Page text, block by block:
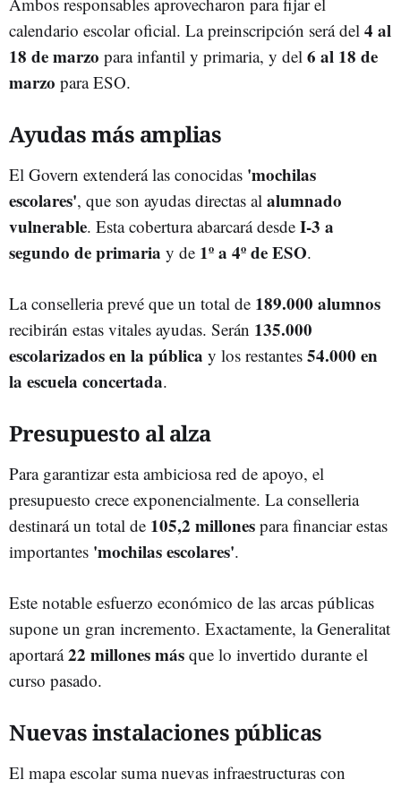
calendario escolar oficial. La preinscripción será del 4 al
18 de marzo para infantil y primaria, y del 6 al 18 de
marzo para ESO.
Ayudas más amplias
El Govern extenderá las conocidas 'mochilas
escolares', que son ayudas directas al alumnado
vulnerable. Esta cobertura abarcará desde I-3 a
segundo de primaria y de 1º a 4º de ESO.
La conselleria prevé que un total de 189.000 alumnos
recibirán estas vitales ayudas. Serán 135.000
escolarizados en la pública y los restantes 54.000 en
la escuela concertada.
Presupuesto al alza
Para garantizar esta ambiciosa red de apoyo, el
presupuesto crece exponencialmente. La conselleria
destinará un total de 105,2 millones para financiar estas
importantes 'mochilas escolares'.
Este notable esfuerzo económico de las arcas públicas
supone un gran incremento. Exactamente, la Generalitat
aportará22 millones más que lo invertido durante el
curso pasado.
Nuevas instalaciones públicas
El mapa escolar suma nuevas infraestructuras con